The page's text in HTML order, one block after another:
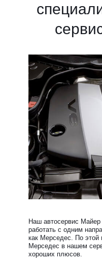
Наш автосервис
работать с одним
как Мерседес. По этой
Мерседес в нашем
хороших плюсов.